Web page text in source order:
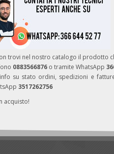
trovi nel nostro catalogo il prodotto
0883566876 o tramite WhatsApp
su stato ordini, spedizioni e
3517262756
acquisto!